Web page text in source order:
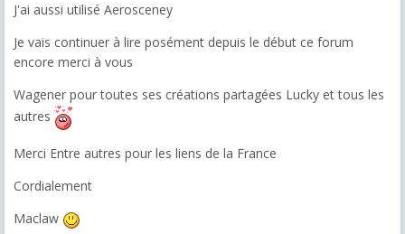
J'ai aussi utilisé Aerosceney
Je vais continuer à lire posément depuis le début ce forum
encore merci à vous
Wagener pour toutes ses créations partagées Lucky et tous les
autres
Merci Entre autres pour les liens de la France
Cordialement
Maclaw